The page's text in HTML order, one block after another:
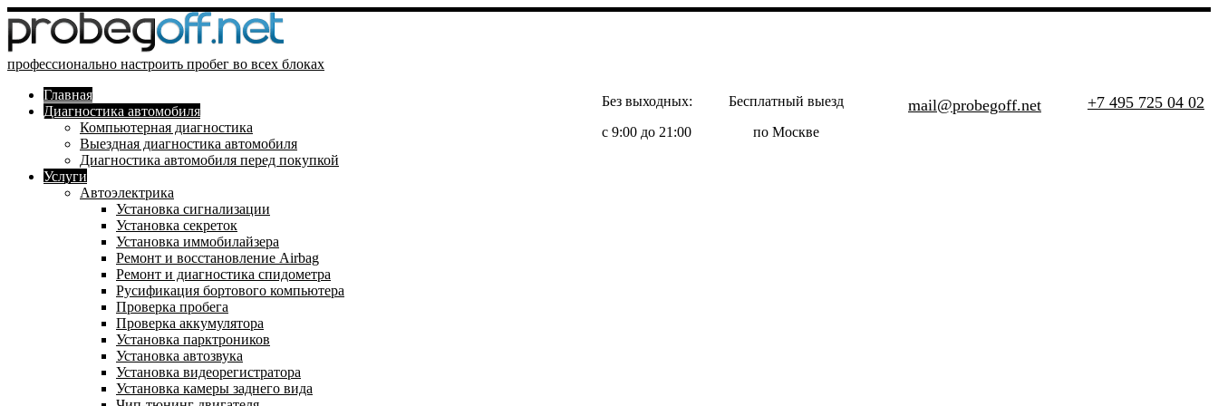
профессионально настроить пробег во всех блоках
+7 495 725 04 02
mail@probegoff.net
Бесплатный выезд
по Москве
Без выходных:
с 9:00 до 21:00
Главная
Диагностика автомобиля
Компьютерная диагностика
Выездная диагностика автомобиля
Диагностика автомобиля перед покупкой
Услуги
Автоэлектрика
Установка сигнализации
Установка секреток
Установка иммобилайзера
Ремонт и восстановление Airbag
Ремонт и диагностика спидометра
Русификация бортового компьютера
Проверка пробега
Проверка аккумулятора
Установка парктроников
Установка автозвука
Установка видеорегистратора
Установка камеры заднего вида